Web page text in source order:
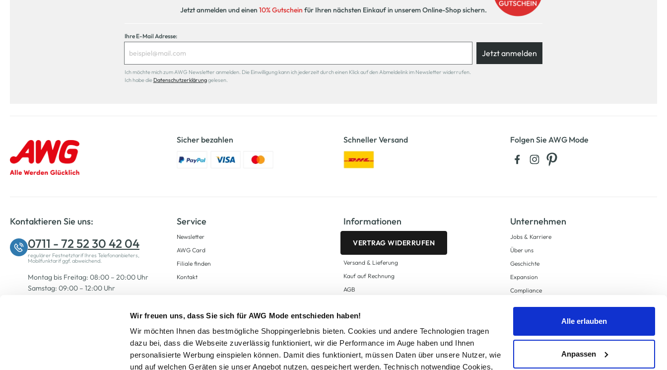
Wir freuen uns, dass Sie sich für AWG Mode entschieden haben!
Wir möchten Ihnen das bestmögliche Shoppingerlebnis bieten. Cookies und andere Technologien tragen
dazu bei, dass die Webseite zuverlässig funktioniert, wir die Performance im Auge haben und Ihnen
personalisierte Werbung einspielen können. Damit dies funktioniert, müssen Daten über unsere Nutzer, wie
und auf welchen Geräten sie unser Angebot nutzen, gespeichert werden. Technisch notwendige Cookies,
Alle erlauben
Anpassen
Jetzt anmelden und einen 10% Gutschein für Ihren nächsten Einkauf in unserem Online-Shop sichern.
Ihre E-Mail Adresse:
Jetzt anmelden
Ich möchte mich zum AWG Newsletter anmelden. Die Einwilligung kann ich jederzeit durch einen Klick auf den Abmeldelink im Newsletter widerrufen.
Ich habe die Datenschutzerklärunggelesen.
Sicher bezahlen Schneller Versand Folgen Sie AWG Mode
Kontaktieren Sie uns:
0711 - 72 52 30 42 04
regulärer Festnetztarif Ihres Telefonanbieters,
Mobilfunktarif ggf. abweichend.
Montag bis Freitag: 08:00 – 20:00 Uhr
Samstag: 09:00 – 12:00 Uhr
Service
Newsletter
AWG Card
Filiale finden
Kontakt
Informationen
VERTRAG WIDERRUFEN
Versand & Lieferung
Kauf auf Rechnung
AGB
Zahlungsarten
Datenschutz
AWG CARD Teilnahmebedingungen
Unternehmen
Jobs & Karriere
Über uns
Geschichte
Expansion
Compliance
Supply Chain Due Diligence